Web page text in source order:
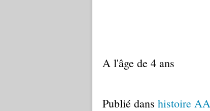
A l'âge de 4 ans
Publié dans histoire AA